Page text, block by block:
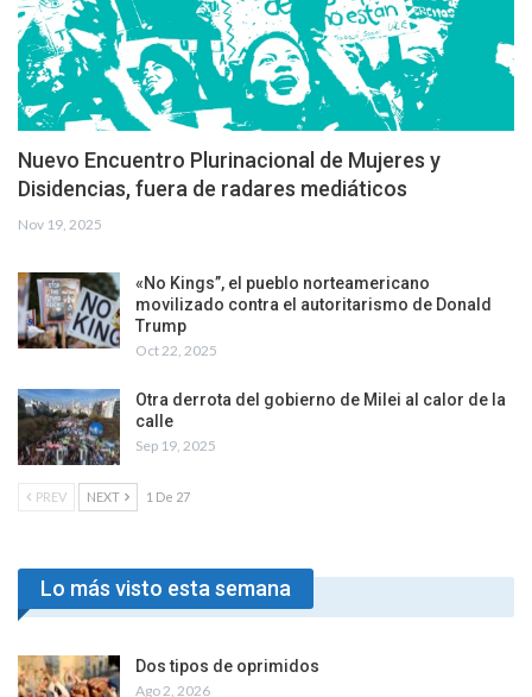
Nuevo Encuentro Plurinacional de Mujeres y
Disidencias, fuera de radares mediáticos
Nov 19, 2025
«No Kings”, el pueblo norteamericano
movilizado contra el autoritarismo de Donald
Trump
Oct 22, 2025
Otra derrota del gobierno de Milei al calor de la
calle
Sep 19, 2025
PREV NEXT 1 De 27
Lo más visto esta semana
Dos tipos de oprimidos
Ago 2, 2026